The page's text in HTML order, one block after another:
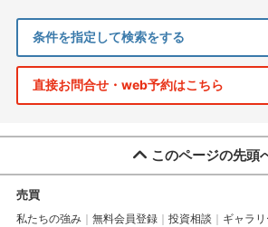
条件を指定して検索をする
直接お問合せ・web予約はこちら
このページの先頭
売買
私たちの強み 無料会員登録 投資相談 ギャラリ